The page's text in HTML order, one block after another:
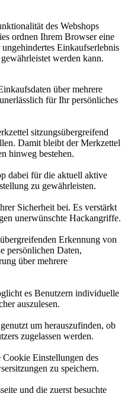
des Webshops
ordnen Ihrem Browser eine
Einkaufserlebnis
werden kann.
über mehrere
für Ihr persönliches
sitzungsübergreifend
Damit bleibt der Merkzettel
hinweg bestehen.
dabei für die aktuell aktive
zu gewährleisten.
Sicherheit bei. Es verstärkt
unerwünschte Hackangriffe.
Erkennung von
persönlichen Daten,
über mehrere
es Benutzern individuelle
auszulesen.
um herauszufinden, ob
zugelassen werden.
Einstellungen des
zu speichern.
und die zuerst besuchte